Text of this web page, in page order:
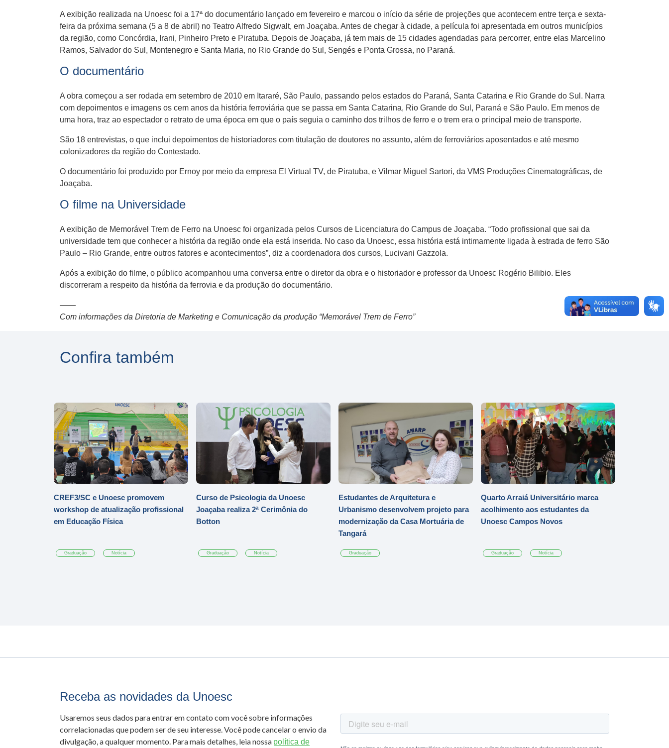
A exibição realizada na Unoesc foi a 17ª do documentário lançado em fevereiro e marcou o início da série de projeções que acontecem entre terça e sexta-
feira da próxima semana (5 a 8 de abril) no Teatro Alfredo Sigwalt, em Joaçaba. Antes de chegar à cidade, a película foi apresentada em outros municípios
da região, como Concórdia, Irani, Pinheiro Preto e Piratuba. Depois de Joaçaba, já tem mais de 15 cidades agendadas para percorrer, entre elas Marcelino
Ramos, Salvador do Sul, Montenegro e Santa Maria, no Rio Grande do Sul, Sengés e Ponta Grossa, no Paraná.
O documentário
A obra começou a ser rodada em setembro de 2010 em Itararé, São Paulo, passando pelos estados do Paraná, Santa Catarina e Rio Grande do Sul. Narra
com depoimentos e imagens os cem anos da história ferroviária que se passa em Santa Catarina, Rio Grande do Sul, Paraná e São Paulo. Em menos de
uma hora, traz ao espectador o retrato de uma época em que o país seguia o caminho dos trilhos de ferro e o trem era o principal meio de transporte.
São 18 entrevistas, o que inclui depoimentos de historiadores com titulação de doutores no assunto, além de ferroviários aposentados e até mesmo
colonizadores da região do Contestado.
O documentário foi produzido por Ernoy por meio da empresa El Virtual TV, de Piratuba, e Vilmar Miguel Sartori, da VMS Produções Cinematográficas, de
Joaçaba.
O filme na Universidade
A exibição de Memorável Trem de Ferro na Unoesc foi organizada pelos Cursos de Licenciatura do Campus de Joaçaba. “Todo profissional que sai da
universidade tem que conhecer a história da região onde ela está inserida. No caso da Unoesc, essa história está intimamente ligada à estrada de ferro São
Paulo – Rio Grande, entre outros fatores e acontecimentos”, diz a coordenadora dos cursos, Lucivani Gazzola.
Após a exibição do filme, o público acompanhou uma conversa entre o diretor da obra e o historiador e professor da Unoesc Rogério Bilibio. Eles
discorreram a respeito da história da ferrovia e da produção do documentário.
——
Com informações da Diretoria de Marketing e Comunicação da produção “Memorável Trem de Ferro”
Confira também
CREF3/SC e Unoesc promovem
workshop de atualização profissional
em Educação Física
Graduação Notícia
Curso de Psicologia da Unoesc
Joaçaba realiza 2ª Cerimônia do
Botton
Graduação Notícia
Estudantes de Arquitetura e
Urbanismo desenvolvem projeto para
modernização da Casa Mortuária de
Tangará
Graduação
Quarto Arraiá Universitário marca
acolhimento aos estudantes da
Unoesc Campos Novos
Graduação Notícia
Receba as novidades da Unoesc
Usaremos seus dados para entrar em contato com você sobre informações
correlacionadas que podem ser de seu interesse. Você pode cancelar o envio da
divulgação, a qualquer momento. Para mais detalhes, leia nossa política de